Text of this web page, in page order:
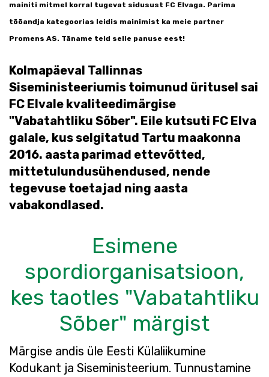
mainiti mitmel korral tugevat sidusust FC Elvaga. Parima
tööandja kategoorias leidis mainimist ka meie partner
Promens AS. Täname teid selle panuse eest!
Kolmapäeval Tallinnas
Siseministeeriumis toimunud üritusel sai
FC Elvale kvaliteedimärgise
"Vabatahtliku Sõber". Eile kutsuti FC Elva
galale, kus selgitatud Tartu maakonna
2016. aasta parimad ettevõtted,
mittetulundusühendused, nende
tegevuse toetajad ning aasta
vabakondlased.
Esimene
spordiorganisatsioon,
kes taotles "Vabatahtliku
Sõber" märgist
Märgise andis üle Eesti Külaliikumine
Kodukant ja Siseministeerium. Tunnustamine